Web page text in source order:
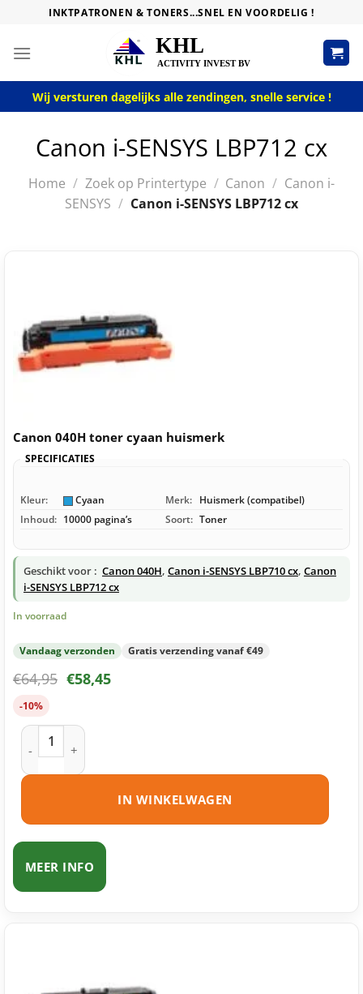
content
INKTPATRONEN & TONERS...SNEL EN VOORDELIG !
Wij versturen dagelijks alle zendingen, snelle service !
Canon i-SENSYS LBP712 cx
Home / Zoek op Printertype / Canon / Canon i-
SENSYS / Canon i-SENSYS LBP712 cx
Canon 040H toner cyaan huismerk
SPECIFICATIES
Kleur: Cyaan Merk: Huismerk (compatibel)
Inhoud: 10000 pagina’s Soort: Toner
Geschikt voor : Canon 040H, Canon i-SENSYS LBP710 cx, Canon
i-SENSYS LBP712 cx
In voorraad
Vandaag verzonden Gratis verzending vanaf €49
€64,95 €58,45
-10%
Canon 040H toner cyaan huismerk aantal
IN WINKELWAGEN
MEER INFO